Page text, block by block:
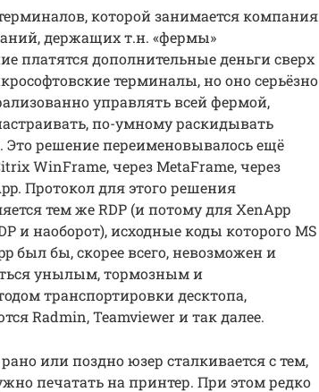
которой занимается компания
держащих т.н. «фермы»
платятся дополнительные деньги сверх
терминалы, но оно серьёзно
управлять всей фермой,
по-умному раскидывать
решение переименовывалось ещё
WinFrame, через MetaFrame, через
Протокол для этого решения
тем же RDP (и потому для XenApp
и наоборот), исходные коды которого MS
был бы, скорее всего, невозможен и
унылым, тормозным и
транспортировки десктопа,
Radmin, Teamviewer и так далее.
или поздно юзер сталкивается с тем,
печатать на принтер. При этом редко